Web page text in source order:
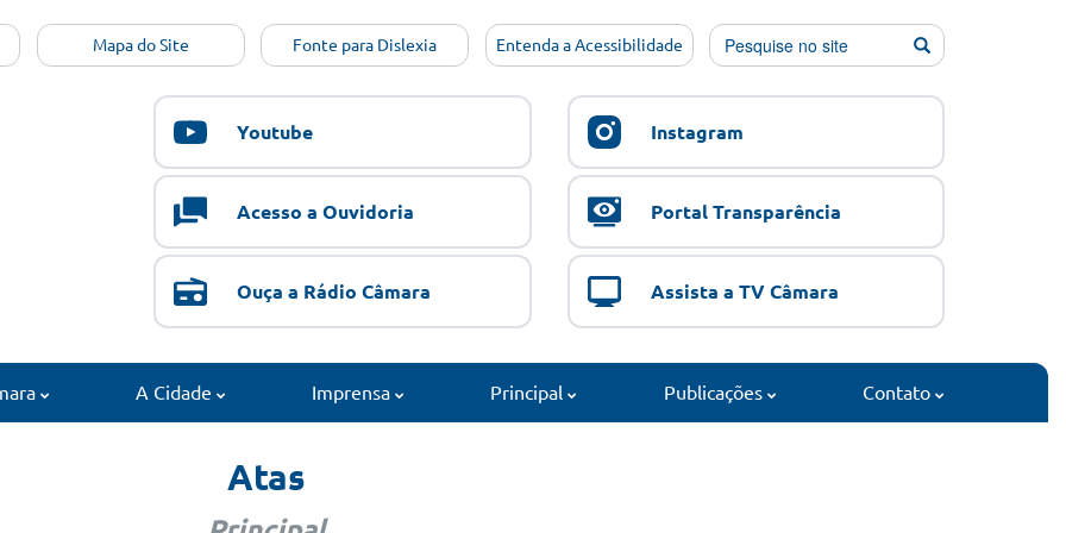
Mapa do Site Fonte para Dislexia Entenda a Acessibilidade
Youtube Instagram
Acesso a Ouvidoria Portal Transparência
Ouça a Rádio Câmara Assista a TV Câmara
A Cidade Imprensa Principal Publicações Contato
Atas